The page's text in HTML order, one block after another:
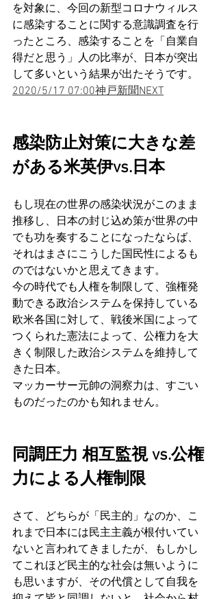
を対象に、今回の新型コロナウィルス
に感染することに関する意識調査を行
ったところ、感染することを「自業自
得だと思う」人の比率が、日本が突出
して多いという結果が出たそうです。
2020/5/17 07:00神戸新聞NEXT
感染防止対策に大きな差
がある米英伊vs.日本
もし現在の世界の感染状況がこのまま
推移し、日本の封じ込め策が世界の中
でも功を奏することになったならば、
それはまさにこうした国民性によるも
のではないかと思えてきます。
今の時代でも人権を制限して、強権発
動できる政治システムを保持している
欧米各国に対して、戦後米国によって
つくられた憲法によって、公権力を大
きく制限した政治システムを維持して
きた日本。
マッカーサー元帥の洞察力は、すごい
ものだったのかも知れません。
同調圧力 相互監視 vs.公権
力による人権制限
さて、どちらが「民主的」なのか、こ
れまで日本には民主主義が根付いてい
ないと言われてきましたが、もしかし
てこれほど民主的な社会は無いように
も思いますが、その代償として自我を